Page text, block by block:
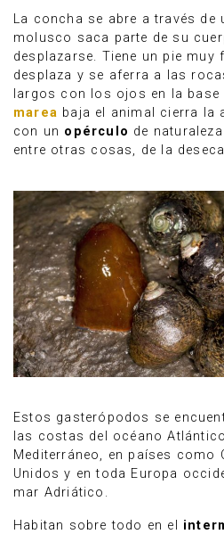
La concha se abre a través de
molusco saca parte de su
desplazarse. Tiene un pie muy
desplaza y se aferra a las
largos con los ojos en la base
marea baja el animal cierra la
con un opérculo de
entre otras cosas, de la
Estos gasterópodos se
las costas del océano
Mediterráneo, en países como
Unidos y en toda Europa
mar Adriático.
Habitan sobre todo en el